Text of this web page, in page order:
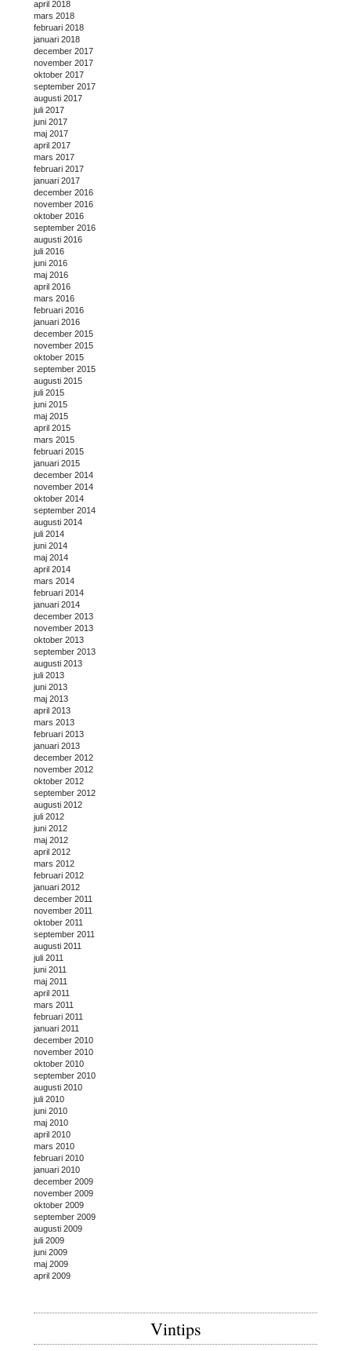
april 2018
mars 2018
februari 2018
januari 2018
december 2017
november 2017
oktober 2017
september 2017
augusti 2017
juli 2017
juni 2017
maj 2017
april 2017
mars 2017
februari 2017
januari 2017
december 2016
november 2016
oktober 2016
september 2016
augusti 2016
juli 2016
juni 2016
maj 2016
april 2016
mars 2016
februari 2016
januari 2016
december 2015
november 2015
oktober 2015
september 2015
augusti 2015
juli 2015
juni 2015
maj 2015
april 2015
mars 2015
februari 2015
januari 2015
december 2014
november 2014
oktober 2014
september 2014
augusti 2014
juli 2014
juni 2014
maj 2014
april 2014
mars 2014
februari 2014
januari 2014
december 2013
november 2013
oktober 2013
september 2013
augusti 2013
juli 2013
juni 2013
maj 2013
april 2013
mars 2013
februari 2013
januari 2013
december 2012
november 2012
oktober 2012
september 2012
augusti 2012
juli 2012
juni 2012
maj 2012
april 2012
mars 2012
februari 2012
januari 2012
december 2011
november 2011
oktober 2011
september 2011
augusti 2011
juli 2011
juni 2011
maj 2011
april 2011
mars 2011
februari 2011
januari 2011
december 2010
november 2010
oktober 2010
september 2010
augusti 2010
juli 2010
juni 2010
maj 2010
april 2010
mars 2010
februari 2010
januari 2010
december 2009
november 2009
oktober 2009
september 2009
augusti 2009
juli 2009
juni 2009
maj 2009
april 2009
Vintips